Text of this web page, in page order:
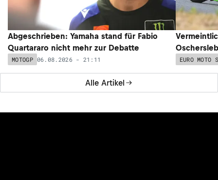
Alle Artikel
Abgeschrieben: Yamaha stand für Fabio
Quartararo nicht mehr zur Debatte
MOTOGP 06.08.2026 - 21:11 EURO MOTO